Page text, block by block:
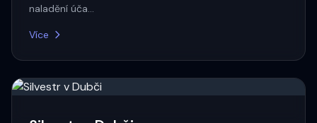
naladění úča…
Více